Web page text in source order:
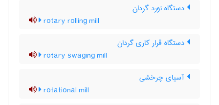
دستگاه نورد گردان
rotary rolling mill
دستگاه قرار کاری گردان
rotary swaging mill
آسیای چرخشی
rotational mill